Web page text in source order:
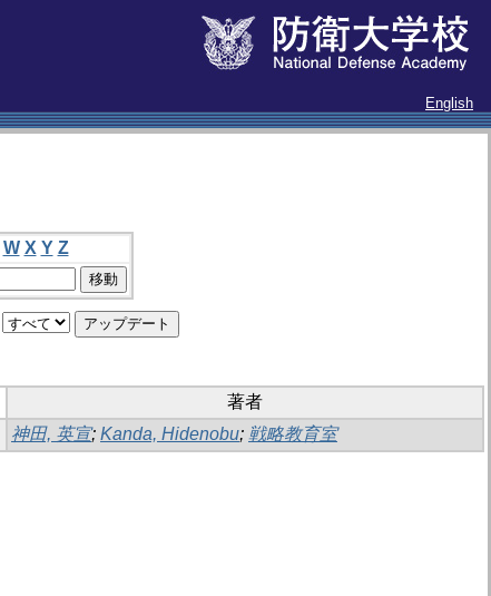
English
W X Y Z
著者
神田, 英宣; Kanda, Hidenobu; 戦略教育室